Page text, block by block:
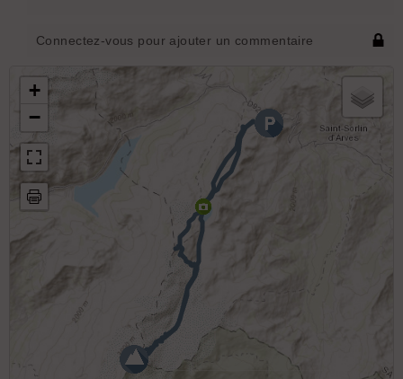
Connectez-vous pour ajouter un commentaire
+
−